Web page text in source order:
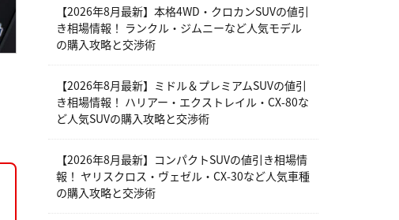
【2026年8月最新】本格4WD・クロカンSUVの値引
き相場情報！ ランクル・ジムニーなど人気モデル
の購入攻略と交渉術
【2026年8月最新】ミドル＆プレミアムSUVの値引
き相場情報！ ハリアー・エクストレイル・CX-80な
ど人気SUVの購入攻略と交渉術
【2026年8月最新】コンパクトSUVの値引き相場情
報！ ヤリスクロス・ヴェゼル・CX-30など人気車種
の購入攻略と交渉術